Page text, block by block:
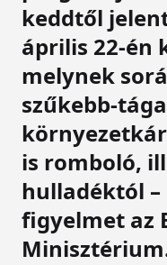
keddtől
április 22-én
melynek
szűkebb-
is romboló,
hulladéktól
figyelmet az